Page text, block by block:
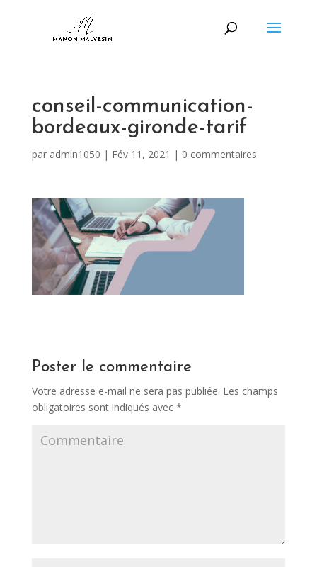
conseil-communication-
bordeaux-gironde-tarif
par admin1050 | Fév 11, 2021 | 0 commentaires
Poster le commentaire
Votre adresse e-mail ne sera pas publiée. Les champs
obligatoires sont indiqués avec *